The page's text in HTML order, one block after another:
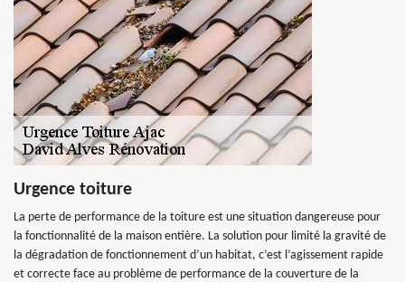
Urgence toiture
La perte de performance de la toiture est une situation dangereuse pour
la fonctionnalité de la maison entière. La solution pour limité la gravité de
la dégradation de fonctionnement d’un habitat, c’est l’agissement rapide
et correcte face au problème de performance de la couverture de la